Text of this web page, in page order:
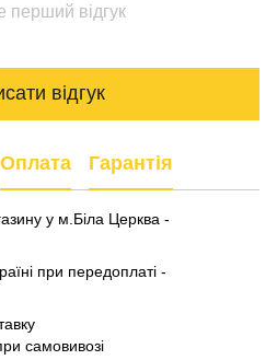
перший відгук
відгук
Оплата Гарантія
у м.Біла Церква -
при передоплаті -
самовивозі